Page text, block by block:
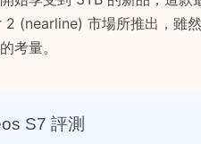
2 (nearline) 市場所推出，雖
考量。
S7 評測